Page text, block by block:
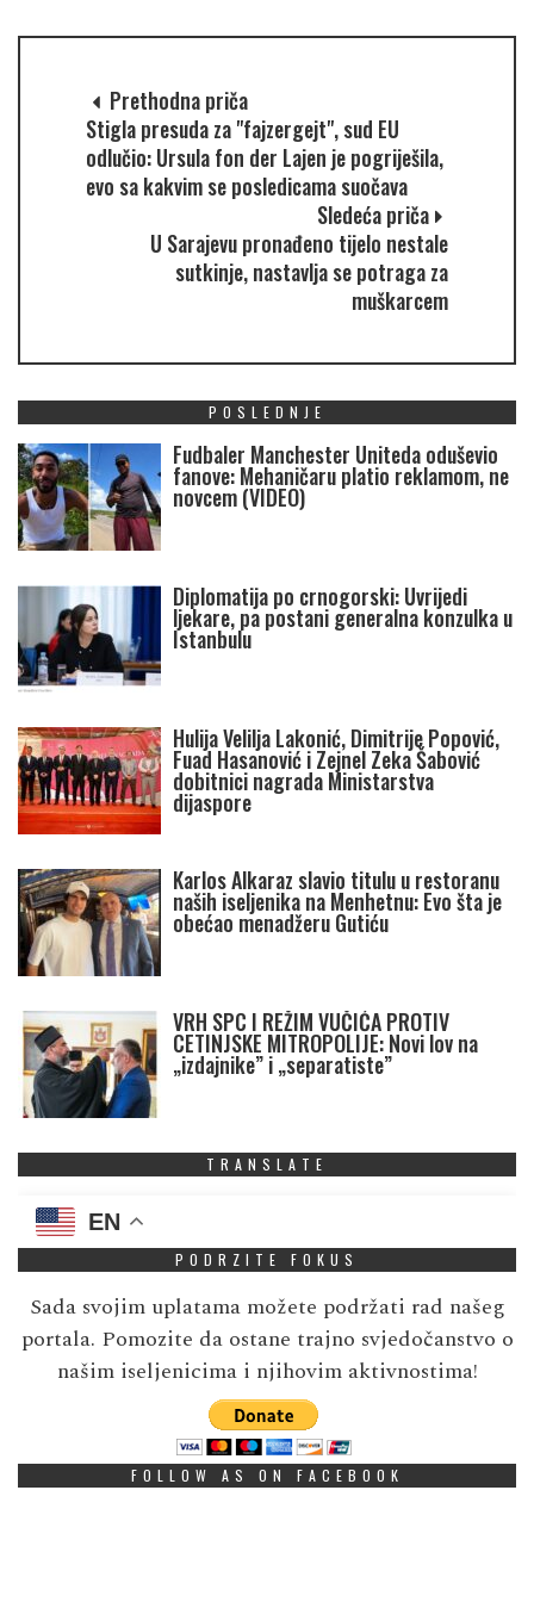
Prethodna priča
Stigla presuda za "fajzergejt", sud EU
odlučio: Ursula fon der Lajen je pogriješila,
evo sa kakvim se posledicama suočava
Sledeća priča
U Sarajevu pronađeno tijelo nestale
sutkinje, nastavlja se potraga za
muškarcem
POSLEDNJE
Fudbaler Manchester Uniteda oduševio
fanove: Mehaničaru platio reklamom, ne
novcem (VIDEO)
Diplomatija po crnogorski: Uvrijedi
ljekare, pa postani generalna konzulka u
Istanbulu
Hulija Velilja Lakonić, Dimitrije Popović,
Fuad Hasanović i Zejnel Zeka Šabović
dobitnici nagrada Ministarstva
dijaspore
Karlos Alkaraz slavio titulu u restoranu
naših iseljenika na Menhetnu: Evo šta je
obećao menadžeru Gutiću
VRH SPC I REŽIM VUČIĆA PROTIV
CETINJSKE MITROPOLIJE: Novi lov na
„izdajnike” i „separatiste”
TRANSLATE
EN
PODRZITE FOKUS
Sada svojim uplatama možete podržati rad našeg
portala. Pomozite da ostane trajno svjedočanstvo o
našim iseljenicima i njihovim aktivnostima!
FOLLOW AS ON FACEBOOK